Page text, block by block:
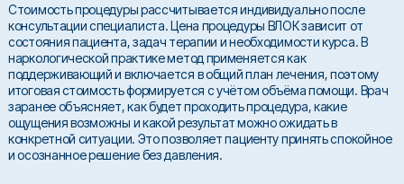
Стоимость процедуры рассчитывается индивидуально после
консультации специалиста. Цена процедуры ВЛОК зависит от
состояния пациента, задач терапии и необходимости курса. В
наркологической практике метод применяется как
поддерживающий и включается в общий план лечения, поэтому
итоговая стоимость формируется с учётом объёма помощи. Врач
заранее объясняет, как будет проходить процедура, какие
ощущения возможны и какой результат можно ожидать в
конкретной ситуации. Это позволяет пациенту принять спокойное
и осознанное решение без давления.